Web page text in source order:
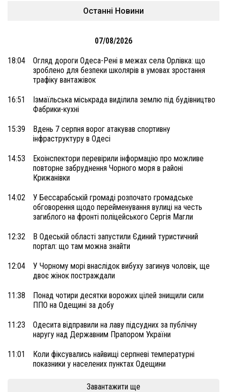
Останні Новини
07/08/2026
18:04
Огляд дороги Одеса-Рені в межах села Орлівка: що
зроблено для безпеки школярів в умовах зростання
трафіку вантажівок
16:51
Ізмаїльська міськрада виділила землю під будівництво
Фабрики-кухні
15:39
Вдень 7 серпня ворог атакував спортивну
інфраструктуру в Одесі
14:53
Екоінспектори перевірили інформацію про можливе
повторне забруднення Чорного моря в районі
Крижанівки
14:02
У Бессарабській громаді розпочато громадське
обговорення щодо перейменування вулиці на честь
загиблого на фронті поліцейського Сергія Магли
12:32
В Одеській області запустили Єдиний туристичний
портал: що там можна знайти
12:04
У Чорному морі внаслідок вибуху загинув чоловік, ще
двоє жінок постраждали
11:38
Понад чотири десятки ворожих цілей знищили сили
ППО на Одещині за добу
11:23
Одесита відправили на лаву підсудних за публічну
наругу над Державним Прапором України
11:01
Коли фіксувались найвищі серпневі температурні
показники у населених пунктах Одещини
Завантажити ще